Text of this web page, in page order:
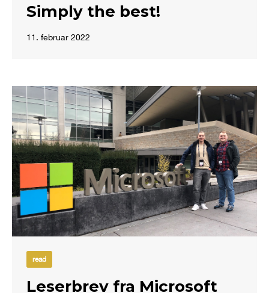
Simply the best!
11. februar 2022
read
Leserbrev fra Microsoft